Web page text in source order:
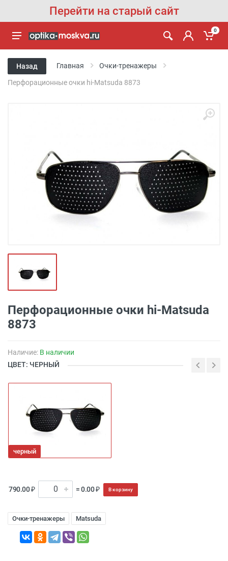
Перейти на старый сайт
0
Назад Главная Очки-тренажеры
Перфорационные очки hi-Matsuda 8873
Перфорационные очки hi-Matsuda
8873
Наличие: В наличии
ЦВЕТ: ЧЕРНЫЙ
черный
790.00 ₽ = 0.00 ₽ В корзину
Очки-тренажеры Matsuda